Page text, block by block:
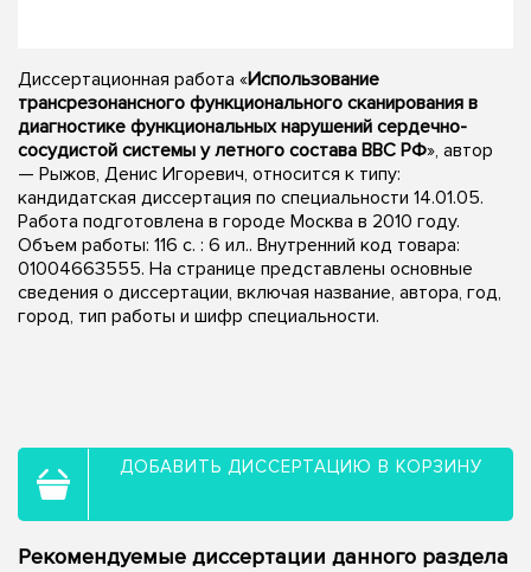
Диссертационная работа «Использование
трансрезонансного функционального сканирования в
диагностике функциональных нарушений сердечно-
сосудистой системы у летного состава ВВС РФ», автор
— Рыжов, Денис Игоревич, относится к типу:
кандидатская диссертация по специальности 14.01.05.
Работа подготовлена в городе Москва в 2010 году.
Объем работы: 116 с. : 6 ил.. Внутренний код товара:
01004663555. На странице представлены основные
сведения о диссертации, включая название, автора, год,
город, тип работы и шифр специальности.
ДОБАВИТЬ ДИССЕРТАЦИЮ В КОРЗИНУ
Рекомендуемые диссертации данного раздела